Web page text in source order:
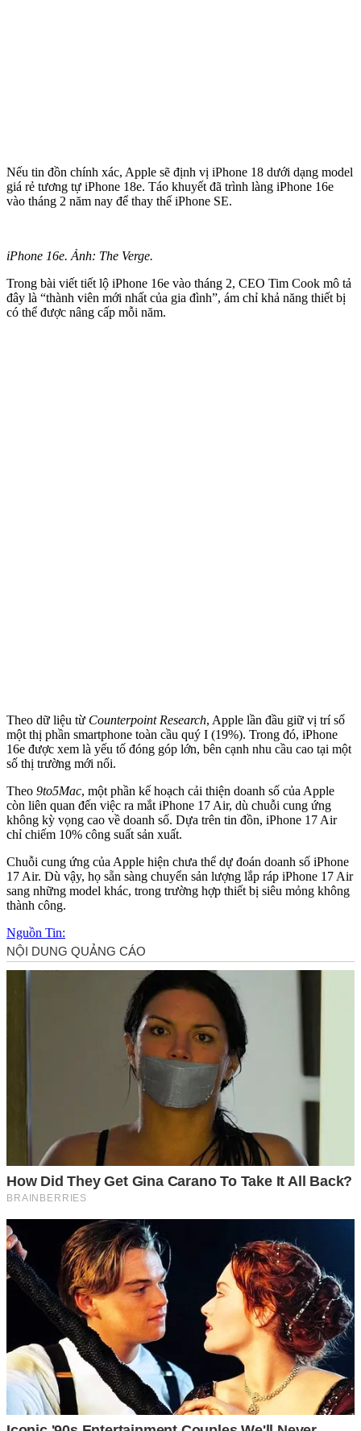
Nếu tin đồn chính xác, Apple sẽ định vị iPhone 18 dưới dạng model
giá rẻ tương tự iPhone 18e. Táo khuyết đã trình làng iPhone 16e
vào tháng 2 năm nay để thay thế iPhone SE.
iPhone 16e. Ảnh: The Verge.
Trong bài viết tiết lộ iPhone 16e vào tháng 2, CEO Tim Cook mô tả
đây là “thành viên mới nhất của gia đình”, ám chỉ khả năng thiết bị
có thể được nâng cấp mỗi năm.
Theo dữ liệu từ Counterpoint Research, Apple lần đầu giữ vị trí số
một thị phần smartphone toàn cầu quý I (19%). Trong đó, iPhone
16e được xem là yếu tố đóng góp lớn, bên cạnh nhu cầu cao tại một
số thị trường mới nổi.
Theo 9to5Mac, một phần kế hoạch cải thiện doanh số của Apple
còn liên quan đến việc ra mắt iPhone 17 Air, dù chuỗi cung ứng
không kỳ vọng cao về doanh số. Dựa trên tin đồn, iPhone 17 Air
chỉ chiếm 10% công suất sản xuất.
Chuỗi cung ứng của Apple hiện chưa thể dự đoán doanh số iPhone
17 Air. Dù vậy, họ sẵn sàng chuyển sản lượng lắp ráp iPhone 17 Air
sang những model khác, trong trường hợp thiết bị siêu mỏng không
thành công.
Nguồn Tin: